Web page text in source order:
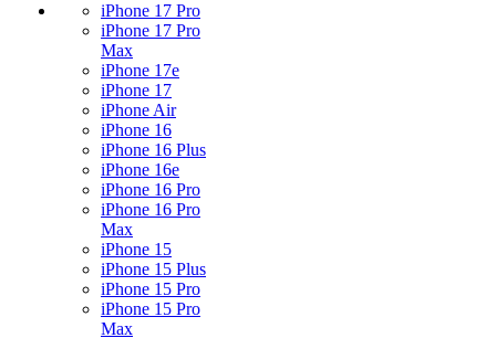
iPhone 17 Pro
iPhone 17 Pro
Max
iPhone 17e
iPhone 17
iPhone Air
iPhone 16
iPhone 16 Plus
iPhone 16e
iPhone 16 Pro
iPhone 16 Pro
Max
iPhone 15
iPhone 15 Plus
iPhone 15 Pro
iPhone 15 Pro
Max